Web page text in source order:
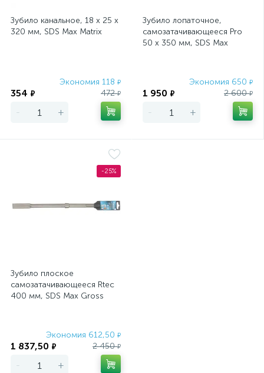
Зубило канальное, 18 х 25 х
320 мм, SDS Max Matrix
Экономия 118 ₽
354 ₽ 472₽
- +
Зубило лопаточное,
самозатачивающееся Pro
50 x 350 мм, SDS Max
Экономия 650 ₽
1 950 ₽ 2 600₽
- +
-25%
Зубило плоское
самозатачивающееся Rtec
400 мм, SDS Max Gross
Экономия 612,50 ₽
1 837,50 ₽ 2 450₽
- +